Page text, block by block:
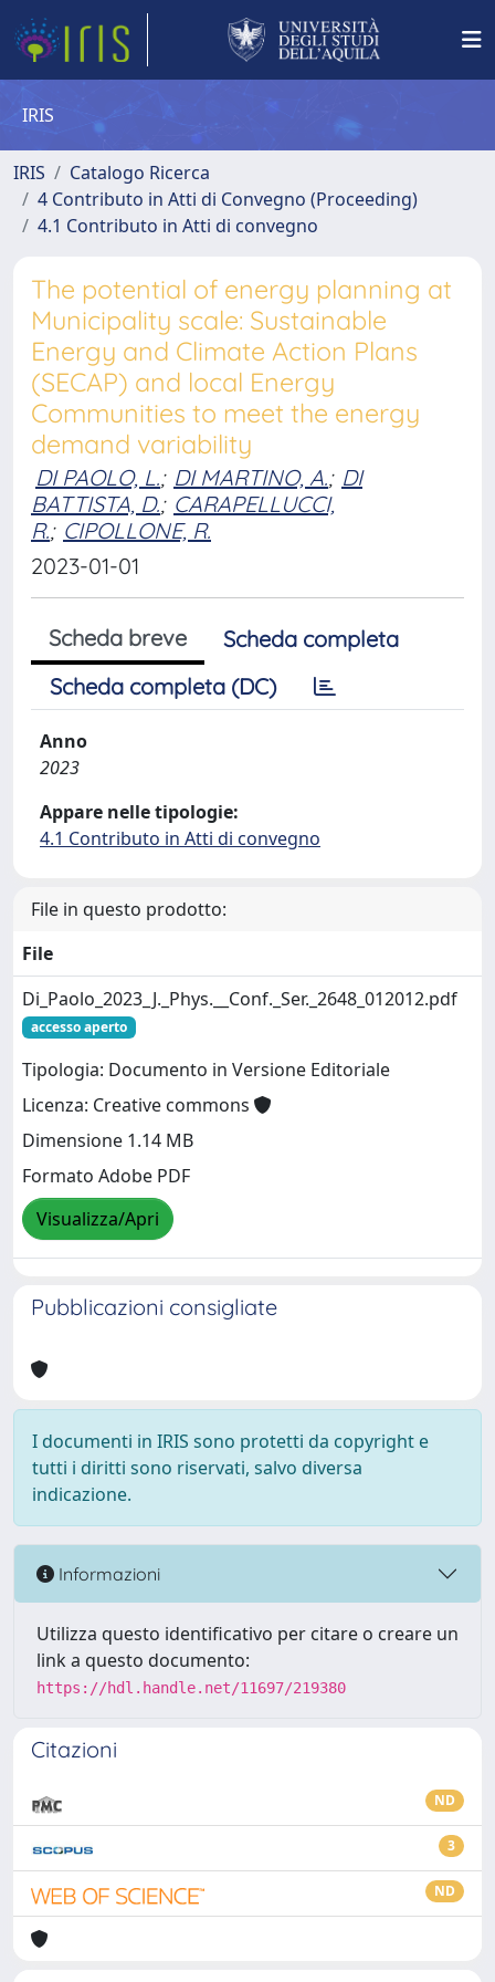
IRIS
IRIS
Catalogo Ricerca
4 Contributo in Atti di Convegno (Proceeding)
4.1 Contributo in Atti di convegno
The potential of energy planning at
Municipality scale: Sustainable
Energy and Climate Action Plans
(SECAP) and local Energy
Communities to meet the energy
demand variability
DI PAOLO, L.; DI MARTINO, A.; DI
BATTISTA, D.; CARAPELLUCCI,
R.; CIPOLLONE, R.
2023-01-01
Scheda breve
Scheda completa
Scheda completa (DC)
Anno
2023
Appare nelle tipologie:
4.1 Contributo in Atti di convegno
File in questo prodotto:
File
Di_Paolo_2023_J._Phys.__Conf._Ser._2648_012012.pdf
accesso aperto
Tipologia: Documento in Versione Editoriale
Licenza: Creative commons
Dimensione 1.14 MB
Formato Adobe PDF
Visualizza/Apri
Pubblicazioni consigliate
I documenti in IRIS sono protetti da copyright e
tutti i diritti sono riservati, salvo diversa
indicazione.
Informazioni
Utilizza questo identificativo per citare o creare un
link a questo documento:
https://hdl.handle.net/11697/219380
Citazioni
ND
3
ND